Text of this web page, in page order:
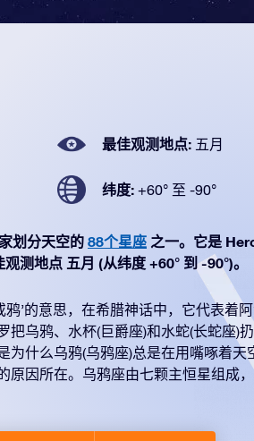
最佳观测地点: 五月
纬度: +60° 至 -90°
划分天空的 88个星座 之一。它是
测地点 五月 (从纬度 +60° 到 -90°)。
’的意思，在希腊神话中，它代表着
把乌鸦、水杯(巨爵座)和水蛇(长蛇座)
为什么乌鸦(乌鸦座)总是在用嘴啄着天
原因所在。乌鸦座由七颗主恒星组成